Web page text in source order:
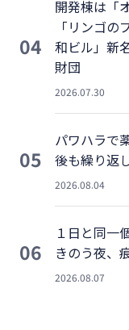
04
開発棟は「
「リンゴ
和ビル」新
財団
2026.07.30
05
パワハラで
後も繰り返
2026.08.04
06
１日と同
きのう夜、
2026.08.07